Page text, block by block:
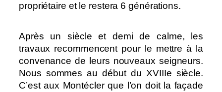
propriétaire et le restera 6 générations.
Après un siècle et demi de calme, les
travaux recommencent pour le mettre à la
convenance de leurs nouveaux seigneurs.
Nous sommes au début du XVIIIe siècle.
C’est aux Montécler que l’on doit la façade